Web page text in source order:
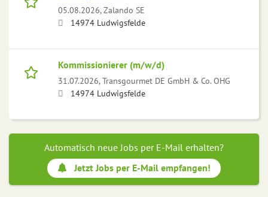
05.08.2026,Zalando SE
14974 Ludwigsfelde
Kommissionierer (m/w/d)
31.07.2026,Transgourmet DE GmbH & Co. OHG
14974 Ludwigsfelde
Automatisch neue Jobs per E-Mail erhalten?
Jetzt Jobs per E-Mail empfangen!